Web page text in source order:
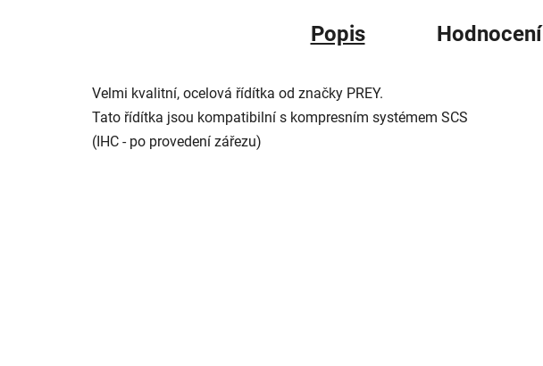
Popis Hodnocení
Velmi kvalitní, ocelová řídítka od značky PREY.
Tato řídítka jsou kompatibilní s kompresním systémem SCS
(IHC - po provedení zářezu)